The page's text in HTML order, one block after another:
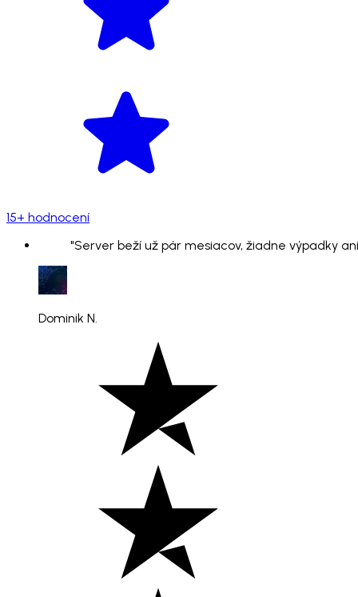
15+ hodnocení
"Server beží už pár mesiacov, žiadne výpadky
Dominik N.